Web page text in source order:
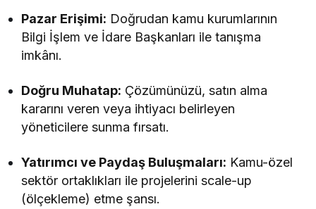
Pazar Erişimi: Doğrudan kamu kurumlarının
Bilgi İşlem ve İdare Başkanları ile tanışma
imkânı.
Doğru Muhatap: Çözümünüzü, satın alma
kararını veren veya ihtiyacı belirleyen
yöneticilere sunma fırsatı.
Yatırımcı ve Paydaş Buluşmaları: Kamu-özel
sektör ortaklıkları ile projelerini scale-up
(ölçekleme) etme şansı.